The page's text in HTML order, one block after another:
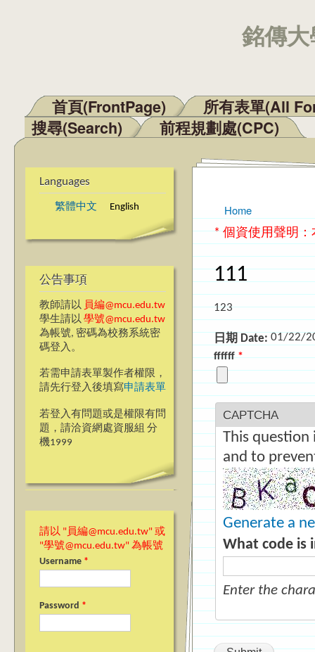
銘傳
Main menu
首頁(FrontPage)
所有表單(All
搜尋(Search)
前程規劃處(CPC)
Languages
繁體中文 English
公告事項
教師請以 員編@mcu.edu.tw
學生請以 學號@mcu.edu.tw
為帳號, 密碼為校務系統密
碼登入。
若需申請表單製作者權限，
請先行登入後填寫申請表單
若登入有問題或是權限有問
題，請洽資網處資服組 分
機1999
請以 "員編@mcu.edu.tw" 或
"學號@mcu.edu.tw" 為帳號
Username *
Password *
You are here
Home
* 個資使用聲明
111
123
日期 Date: 01/22/
ffffff*
CAPTCHA
This
and to
Generate a
What code is
Enter the